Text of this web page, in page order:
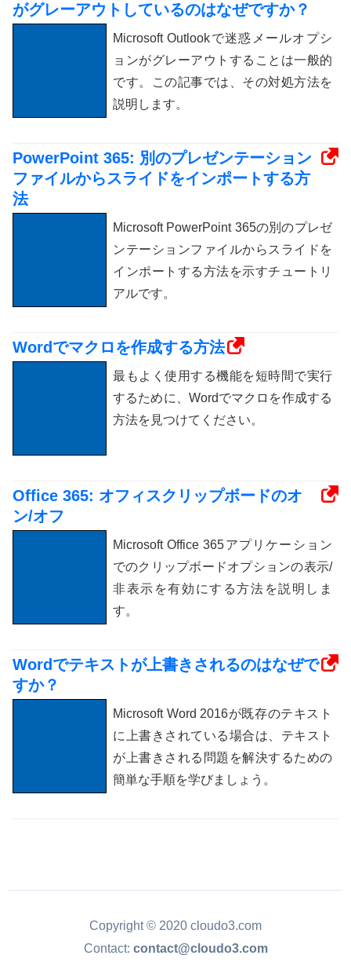
がグレーアウトしているのはなぜですか？
Microsoft Outlookで迷惑メールオプシ
ョンがグレーアウトすることは一般的
です。この記事では、その対処方法を
説明します。
PowerPoint 365: 別のプレゼンテーション
ファイルからスライドをインポートする方
法
Microsoft PowerPoint 365の別のプレゼ
ンテーションファイルからスライドを
インポートする方法を示すチュートリ
アルです。
Wordでマクロを作成する方法
最もよく使用する機能を短時間で実行
するために、Wordでマクロを作成する
方法を見つけてください。
Office 365: オフィスクリップボードのオ
ン/オフ
Microsoft Office 365アプリケーション
でのクリップボードオプションの表示/
非表示を有効にする方法を説明しま
す。
Wordでテキストが上書きされるのはなぜで
すか？
Microsoft Word 2016が既存のテキスト
に上書きされている場合は、テキスト
が上書きされる問題を解決するための
簡単な手順を学びましょう。
Copyright © 2020 cloudo3.com
Contact: contact@cloudo3.com